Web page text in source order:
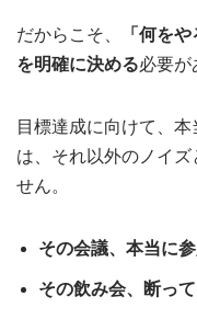
だからこそ、
「何を
を明確に決める必要が
目標達成に向けて、
は、それ以外のノイ
せん。
その会議、本当に
その飲み会、断っ